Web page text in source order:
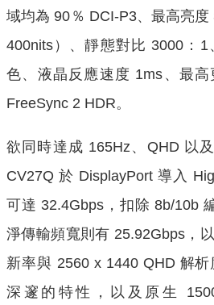
域均為 90％ DCI-P3、最高亮
400nits）、靜態對比 3000：
色、液晶反應速度 1ms、最高
FreeSync 2 HDR。
欲同時達成 165Hz、QHD 以
CV27Q 於 DisplayPort 導入
可達 32.4Gbps，扣除 8b/10b
淨傳輸頻寬則有 25.92Gbps，
新率與 2560 x 1440 QHD 解
深邃的特性，以及原生